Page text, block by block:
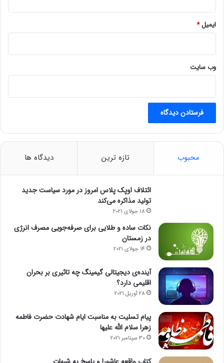
ایمیل*
وب‌ سایت
محبوب تازه ترین دیدگاه ها
ائتلاف اوپک پلاس امروز در مورد سیاست جدید
تولید مذاکره می‌کند
18 جولای 2021
نکات ساده و طلایی برای صرفه‌جویی مصرف انرژی
در زمستان
14 جولای 2021
آینده‌ی دیجیتالی گیمینگ چه تاثیری بر بحران
اقلیمی دارد؟
28 آوریل 2021
پیام تسلیت به مناسبت ایام شهادت حضرت فاطمه
زهرا سلام الله علیها
30 سپتامبر 2021